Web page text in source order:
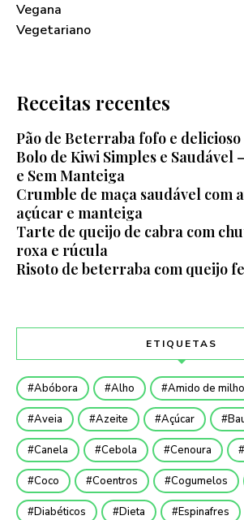
Vegana
Vegetariano
Receitas recentes
Pão de Beterraba fofo e delicioso
Bolo de Kiwi Simples e Saudável
e Sem Manteiga
Crumble de maça saudável com
açúcar e manteiga
Tarte de queijo de cabra com
roxa e rúcula
Risoto de beterraba com queijo
ETIQUETAS
Abóbora Alho Amido de milho
Aveia Azeite Açúcar
Canela Cebola Cenoura
Coco Coentros Cogumelos
Diabéticos Dieta Espinafres